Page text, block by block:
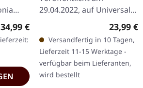
Shell
Regulärer Preis:
34,99 €
29.04.2022, auf Universal
Music. Special Edition CD
im großen 6-seitigen
DigiPak, Schuber mit
goldenem
Heißprägedruck,…
23,99 €
Versandfertig in 10 Tagen,
Lieferzeit 11-15 Werktage -
verfügbar beim Lieferanten,
wird bestellt